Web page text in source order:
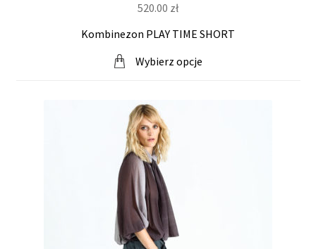
Wybierz opcje
520.00 zł
Kombinezon PLAY TIME SHORT